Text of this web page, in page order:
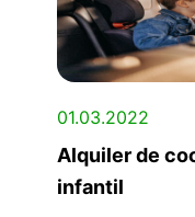
01.03.2022
Alquiler de
infantil